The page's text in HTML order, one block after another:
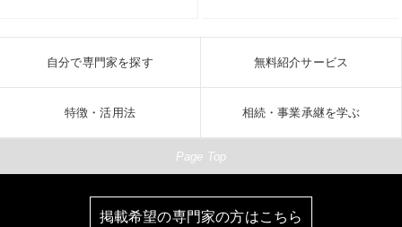
自分で専門家を探す 無料紹介サービス
特徴・活用法 相続・事業承継を学ぶ
Page Top
掲載希望の専門家の方はこちら